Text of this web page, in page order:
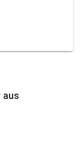
aus